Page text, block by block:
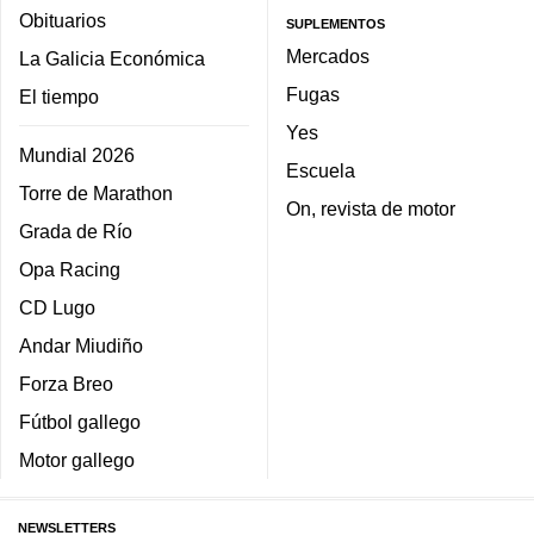
Obituarios
La Galicia Económica
El tiempo
Mundial 2026
Torre de Marathon
Grada de Río
Opa Racing
CD Lugo
Andar Miudiño
Forza Breo
Fútbol gallego
Motor gallego
SUPLEMENTOS
Mercados
Fugas
Yes
Escuela
On, revista de motor
NEWSLETTERS